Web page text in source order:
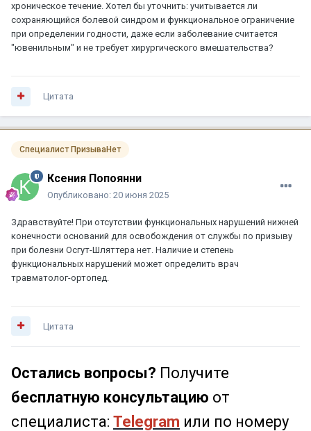
хроническое течение. Хотел бы уточнить: учитывается ли
сохраняющийся болевой синдром и функциональное ограничение
при определении годности, даже если заболевание считается
"ювенильным" и не требует хирургического вмешательства?
Цитата
Специалист ПризываНет
Ксения Попоянни
Опубликовано: 20 июня 2025
Здравствуйте! При отсутствии функциональных нарушений нижней
конечности оснований для освобождения от службы по призыву
при болезни Осгут-Шляттера нет. Наличие и степень
функциональных нарушений может определить врач
травматолог-ортопед.
Цитата
Остались вопросы? Получите
бесплатную консультацию от
специалиста: Telegram или по номеру